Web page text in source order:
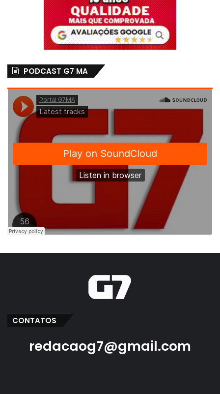
PODCAST G7 MA
CONTATOS
redacaog7@gmail.com